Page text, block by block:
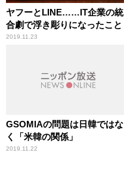
ヤフーとLINE……IT企業の統
合劇で浮き彫りになったこと
2019.11.23
GSOMIAの問題は日韓ではな
く「米韓の関係」
2019.11.22